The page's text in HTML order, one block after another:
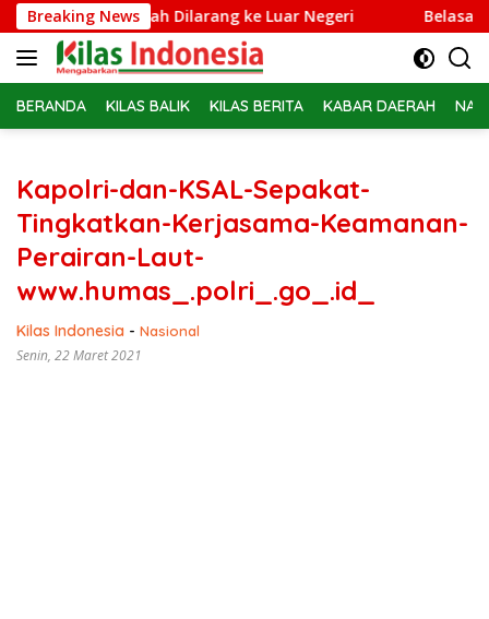
Langsung
ke
konten
Breaking News
Adriansyah Dilarang ke Luar Negeri Belasan
BERANDA KILAS BALIK KILAS BERITA KABAR DAERAH
Kapolri-dan-KSAL-Sepakat-
Tingkatkan-Kerjasama-Keamanan-
Perairan-Laut-
www.humas_.polri_.go_.id_
Kilas Indonesia - Nasional
Senin, 22 Maret 2021